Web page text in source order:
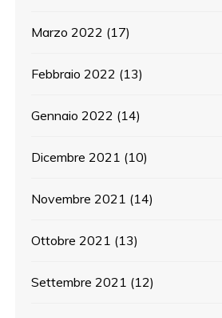
Marzo 2022 (17)
Febbraio 2022 (13)
Gennaio 2022 (14)
Dicembre 2021 (10)
Novembre 2021 (14)
Ottobre 2021 (13)
Settembre 2021 (12)